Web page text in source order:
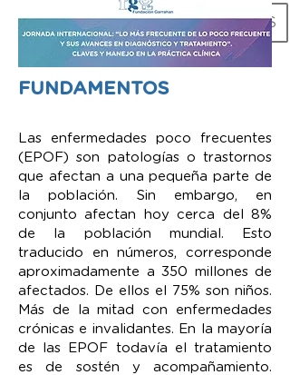
EN-US ES
FUNDAMENTOS
Las enfermedades poco frecuentes
(EPOF) son patologías o trastornos
que afectan a una pequeña parte de
la población. Sin embargo, en
conjunto afectan hoy cerca del 8%
de la población mundial. Esto
traducido en números, corresponde
aproximadamente a 350 millones de
afectados. De ellos el 75% son niños.
Más de la mitad con enfermedades
crónicas e invalidantes. En la mayoría
de las EPOF todavía el tratamiento
es de sostén y acompañamiento.